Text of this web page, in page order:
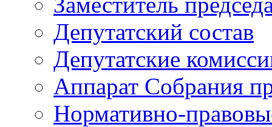
Депутатский состав
Депутатские
Аппарат Собрания
Нормативно-